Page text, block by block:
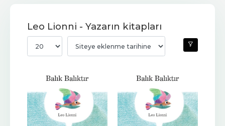
Leo Lionni - Yazarın kitapları